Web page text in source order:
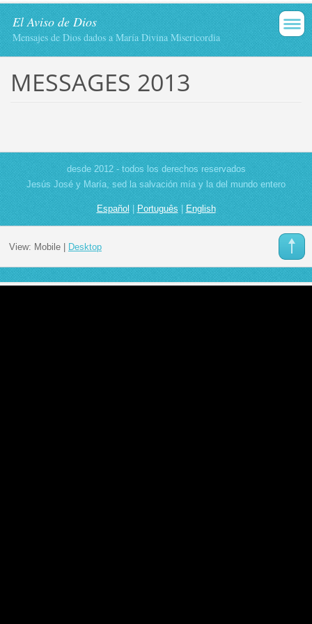
El Aviso de Dios
Mensajes de Dios dados a María Divina Misericordia
MESSAGES 2013
desde 2012 - todos los derechos reservados
Jesús José y María, sed la salvación mía y la del mundo entero
Español|Português|English
View: Mobile| Desktop